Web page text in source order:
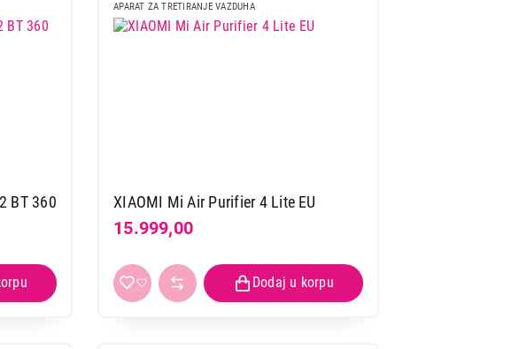
BT 360
APARAT ZA TRETIRANJE VAZDUHA
XIAOMI Mi Air Purifier 4 Lite EU
15.999,00